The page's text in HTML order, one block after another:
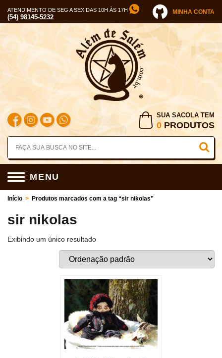
ATENDIMENTO DE SEG A SEX DAS 10H ÀS 17H
(54) 98145-5232
MINHA CONTA
SUA SACOLA TEM
0 PRODUTOS
MENU
Início > Produtos marcados com a tag “sir nikolas”
sir nikolas
Exibindo um único resultado